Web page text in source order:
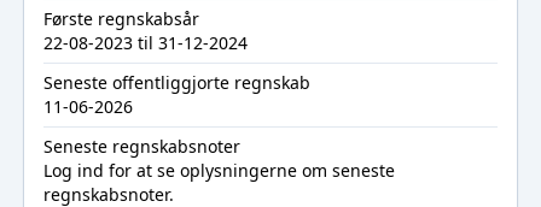
Første regnskabsår
22-08-2023 til 31-12-2024
Seneste offentliggjorte regnskab
11-06-2026
Seneste regnskabsnoter
Log ind for at se oplysningerne om seneste
regnskabsnoter.